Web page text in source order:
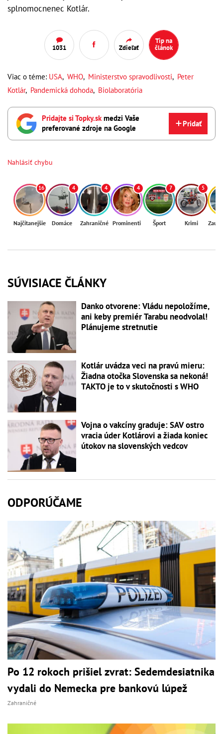
splnomocnenec Kotlár.
1031 Zdieľať
Tip na
článok
Viac o téme: USA, WHO, Ministerstvo spravodlivosti, Peter
Kotlár, Pandemická dohoda, Biolaboratória
Pridajte si Topky.skmedzi Vaše
preferované zdroje na Google
Pridať
Nahlásiť chybu
16
Najčítanejšie
4
Domáce
4
Zahraničné
4
Prominenti
7
Šport
5
Krimi
SÚVISIACE ČLÁNKY
Danko otvorene: Vládu nepoložíme,
ani keby premiér Tarabu neodvolal!
Plánujeme stretnutie
Kotlár uvádza veci na pravú mieru:
Žiadna otočka Slovenska sa nekoná!
TAKTO je to v skutočnosti s WHO
Vojna o vakcíny graduje: SAV ostro
vracia úder Kotlárovi a žiada koniec
útokov na slovenských vedcov
ODPORÚČAME
Po 12 rokoch prišiel zvrat: Sedemdesiatnika
vydali do Nemecka pre bankovú lúpež
Zahraničné